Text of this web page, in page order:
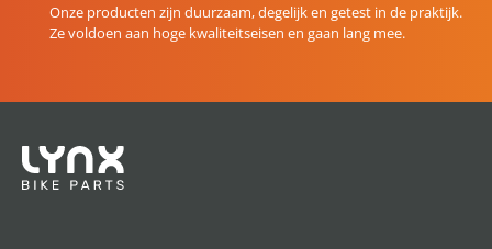
Onze producten zijn duurzaam, degelijk en getest in de praktijk.
Ze voldoen aan hoge kwaliteitseisen en gaan lang mee.